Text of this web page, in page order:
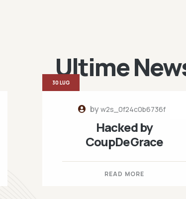
Ultime
byw2s_0f24c0b6736f
Hacked by
CoupDeGrace
READ MORE
30 LUG